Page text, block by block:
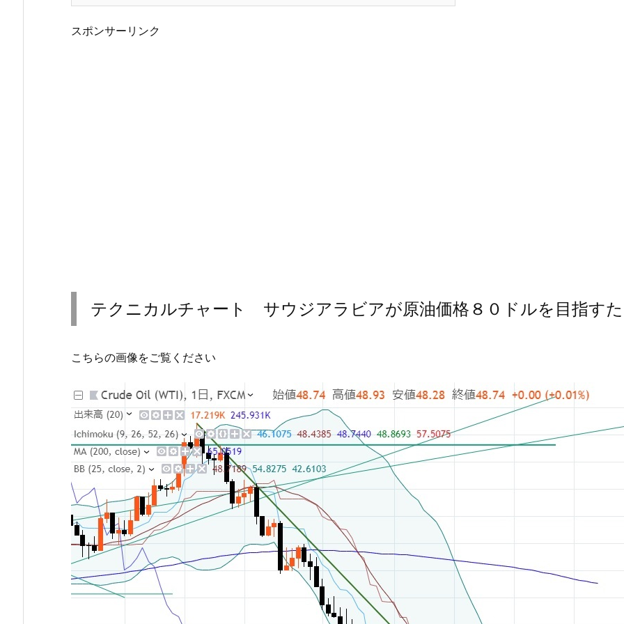
スポンサーリンク
テクニカルチャート サウジアラビアが原油価格８０ドルを目指す
こちらの画像をご覧ください